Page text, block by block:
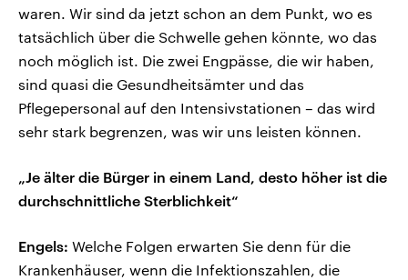
waren. Wir sind da jetzt schon an dem Punkt, wo es
tatsächlich über die Schwelle gehen könnte, wo das
noch möglich ist. Die zwei Engpässe, die wir haben,
sind quasi die Gesundheitsämter und das
Pflegepersonal auf den Intensivstationen – das wird
sehr stark begrenzen, was wir uns leisten können.
„Je älter die Bürger in einem Land, desto höher ist die
durchschnittliche Sterblichkeit“
Engels: Welche Folgen erwarten Sie denn für die
Krankenhäuser, wenn die Infektionszahlen, die